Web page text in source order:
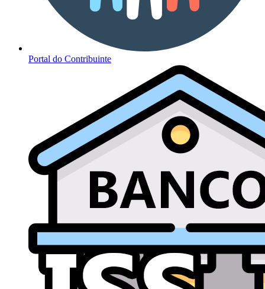
Portal do Contribuinte